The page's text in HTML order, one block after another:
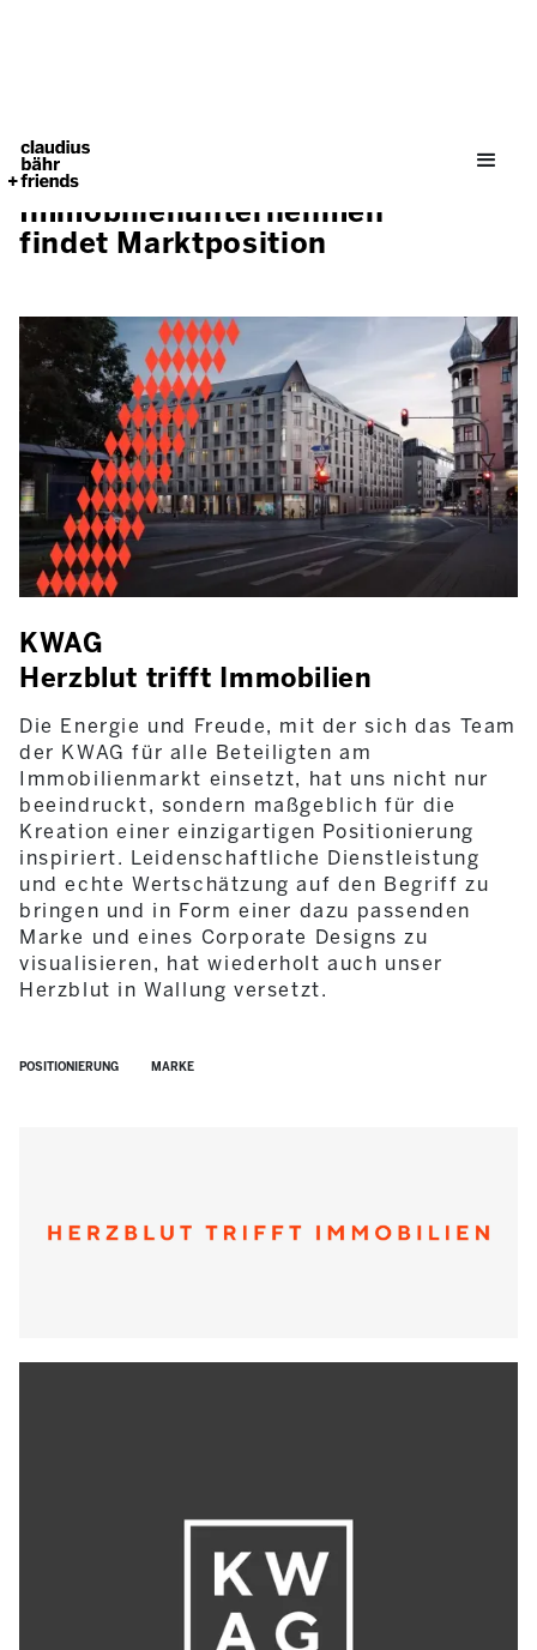
Immobilienunternehmen
findet Marktposition
KWAG
Herzblut trifft Immobilien
Die Energie und Freude, mit der sich das Team
der KWAG für alle Beteiligten am
Immobilienmarkt einsetzt, hat uns nicht nur
beeindruckt, sondern maßgeblich für die
Kreation einer einzigartigen Positionierung
inspiriert. Leidenschaftliche Dienstleistung
und echte Wertschätzung auf den Begriff zu
bringen und in Form einer dazu passenden
Marke und eines Corporate Designs zu
visualisieren, hat wiederholt auch unser
Herzblut in Wallung versetzt.
POSITIONIERUNG MARKE